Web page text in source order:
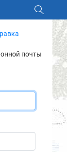
почты